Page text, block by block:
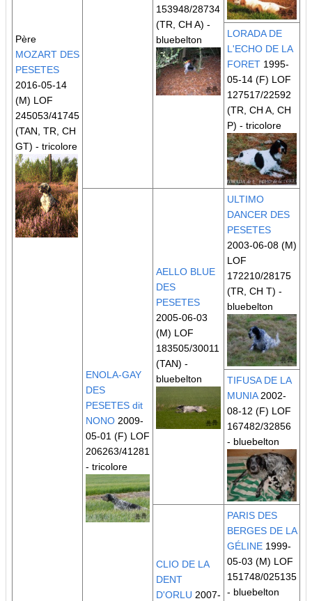
Père
MOZART DES
PESETES
2016-05-14
(M) LOF
245053/41745
(TAN, TR, CH
GT) - tricolore
153948/28734
(TR, CH A) -
bluebelton
LORADA DE
L'ECHO DE LA
FORET 1995-
05-14 (F) LOF
127517/22592
(TR, CH A, CH
P) - tricolore
ENOLA-GAY
DES
PESETES dit
NONO 2009-
05-01 (F) LOF
206263/41281
- tricolore
AELLO BLUE
DES
PESETES
2005-06-03
(M) LOF
183505/30011
(TAN) -
bluebelton
ULTIMO
DANCER DES
PESETES
2003-06-08 (M)
LOF
172210/28175
(TR, CH T) -
bluebelton
TIFUSA DE LA
MUNIA2002-
08-12 (F) LOF
167482/32856
- bluebelton
CLIO DE LA
DENT
D'ORLU 2007-
PARIS DES
BERGES DE LA
GÉLINE 1999-
05-03 (M) LOF
151748/025135
- bluebelton